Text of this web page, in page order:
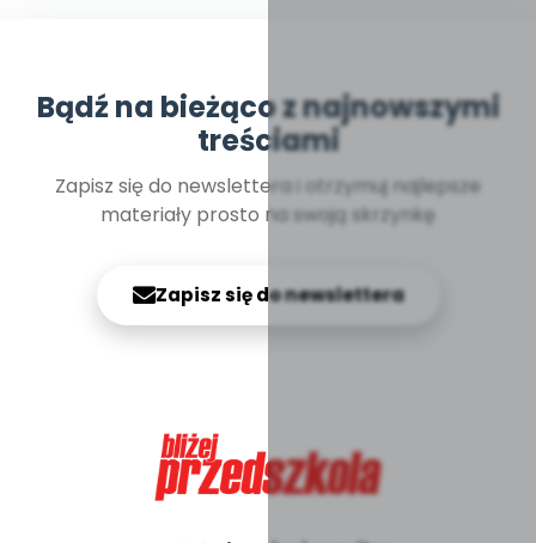
Bądź na bieżąco z najnowszymi
treściami
Zapisz się do newslettera i otrzymuj najlepsze
materiały prosto na swoją skrzynkę
Zapisz się do newslettera